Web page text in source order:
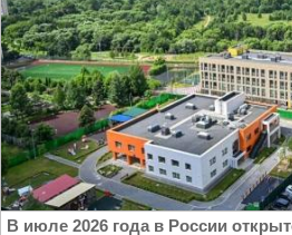
В июле 2026 года в России